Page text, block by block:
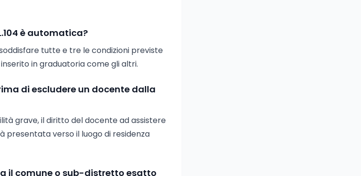
è automatica?
tutte e tre le condizioni previste
in graduatoria come gli altri.
di escludere un docente dalla
grave, il diritto del docente ad assistere
verso il luogo di residenza
il comune o sub-distretto esatto